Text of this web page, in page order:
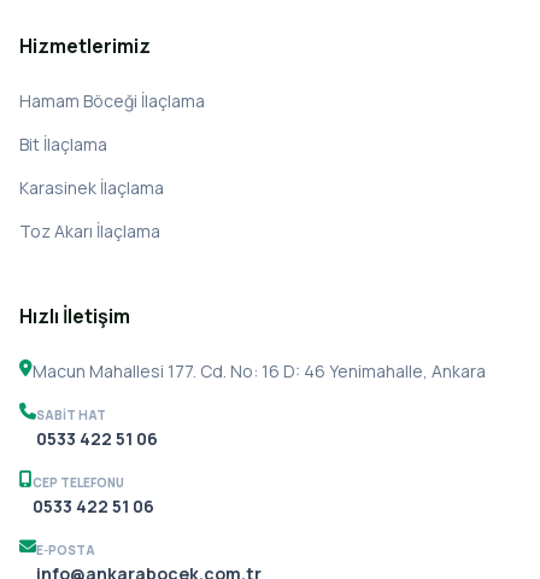
Hizmetlerimiz
Hamam Böceği İlaçlama
Bit İlaçlama
Karasinek İlaçlama
Toz Akarı İlaçlama
Hızlı İletişim
Macun Mahallesi 177. Cd. No: 16 D: 46 Yenimahalle, Ankara
SABIT HAT
0533 422 51 06
CEP TELEFONU
0533 422 51 06
E-POSTA
info@ankarabocek.com.tr